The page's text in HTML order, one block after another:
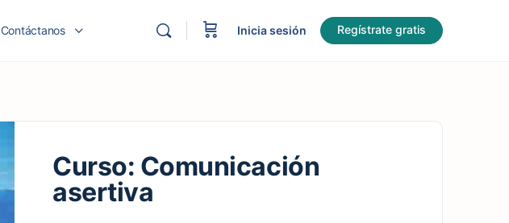
Contáctanos Inicia sesión Regístrate gratis
Curso: Comunicación
asertiva